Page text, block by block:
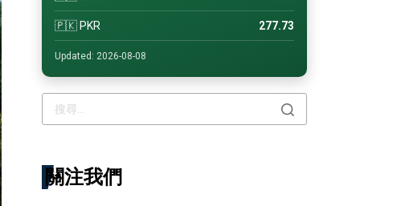
🇵🇰 PKR 277.73
Updated: 2026-08-08
關注我們